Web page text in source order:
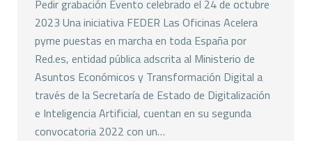
Pedir grabación Evento celebrado el 24 de octubre
2023 Una iniciativa FEDER Las Oficinas Acelera
pyme puestas en marcha en toda España por
Red.es, entidad pública adscrita al Ministerio de
Asuntos Económicos y Transformación Digital a
través de la Secretaría de Estado de Digitalización
e Inteligencia Artificial, cuentan en su segunda
convocatoria 2022 con un…